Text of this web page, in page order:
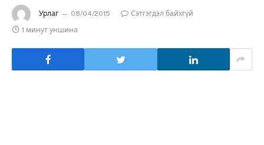
Урлаг 08/04/2015
Сэтгэгдэл байхгүй
1 минут уншина